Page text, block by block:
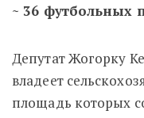
~ 36 футбольных
Депутат Жогорку
владеет
площадь которых